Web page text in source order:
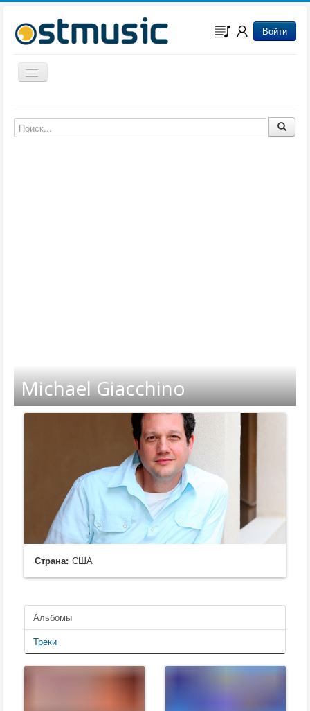
Войти
Включить/выключить навигацию
Музыка из мультфильмов
Музыка из сериалов
Michael Giacchino
Страна: США
Альбомы
Треки